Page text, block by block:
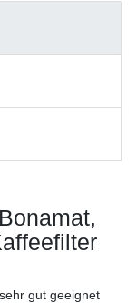
gut geeignet